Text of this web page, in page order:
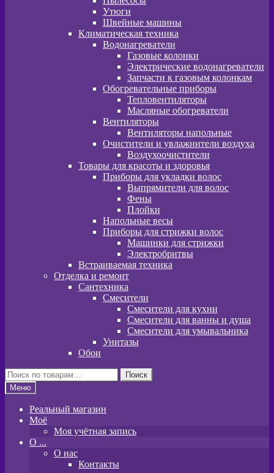
Утюги
Швейные машины
Климатическая техника
Водонагреватели
Газовые колонки
Электрические водонагреватели
Запчасти к газовым колонкам
Обогревательные приборы
Тепловентиляторы
Масляные обогреватели
Вентиляторы
Вентиляторы напольные
Очистители и увлажнители воздуха
Воздухоочистители
Товары для красоты и здоровья
Приборы для укладки волос
Выпрямители для волос
Фены
Плойки
Напольные весы
Приборы для стрижки волос
Машинки для стрижки
Электробритвы
Встраиваемая техника
Отделка и ремонт
Сантехника
Смесители
Смесители для кухни
Смесители для ванны и душа
Смесители для умывальника
Унитазы
Обои
Искать:
Поиск
Меню
Реальный магазин
Моё
Моя учётная запись
O ...
О нас
Контакты